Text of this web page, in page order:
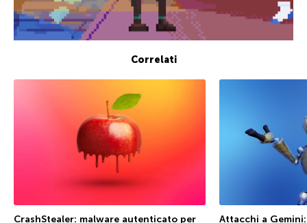
Correlati
CrashStealer: malware autenticato per Attacchi a